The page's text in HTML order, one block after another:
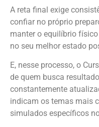
A reta final exige
confiar no próprio
manter o equilíbrio
no seu melhor estado
E, nesse processo, o
de quem busca
constantemente
indicam os temas mais
simulados específicos